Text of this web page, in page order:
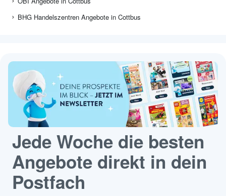
BHG Handelszentren Angebote in Cottbus
Jede Woche die besten
Angebote direkt in dein
Postfach